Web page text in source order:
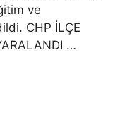
ve
CHP İLÇE
…